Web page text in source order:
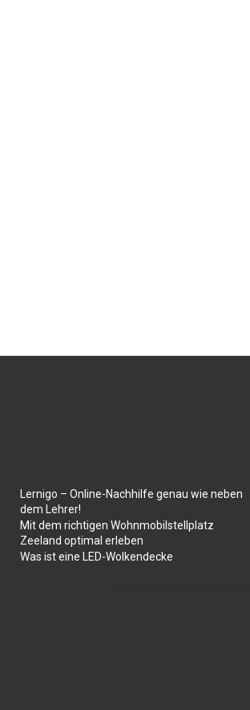
Lernigo – Online-Nachhilfe genau wie neben
dem Lehrer!
Mit dem richtigen Wohnmobilstellplatz
Zeeland optimal erleben
Was ist eine LED-Wolkendecke